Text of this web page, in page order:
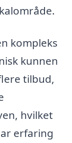
kompleks
kunnen
tilbud,
hvilket
erfaring